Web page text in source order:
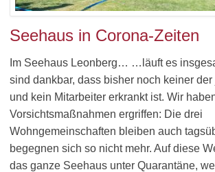
Seehaus in Corona-Zeiten
Im Seehaus Leonberg… …läuft es
sind dankbar, dass bisher noch keiner
und kein Mitarbeiter erkrankt ist. Wir
Vorsichtsmaßnahmen ergriffen: Die drei
Wohngemeinschaften bleiben auch
begegnen sich so nicht mehr. Auf diese
das ganze Seehaus unter Quarantäne,